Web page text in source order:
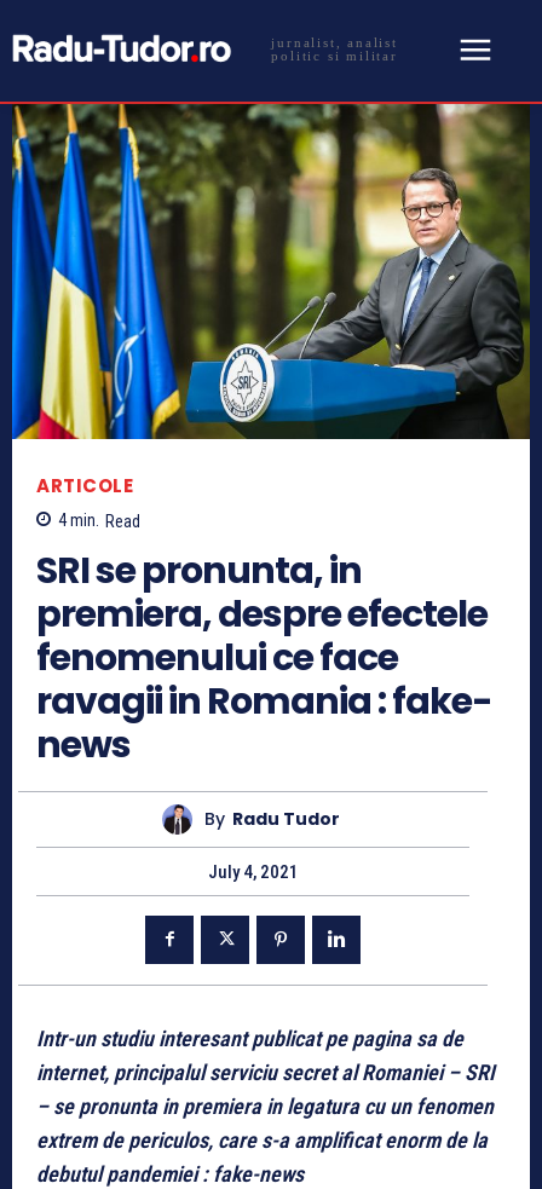
jurnalist, analist
politic si militar
ARTICOLE
4min. Read
SRI se pronunta, in
premiera, despre efectele
fenomenului ce face
ravagii in Romania : fake-
news
By Radu Tudor
July 4, 2021
Intr-un studiu interesant publicat pe pagina sa de
internet, principalul serviciu secret al Romaniei – SRI
– se pronunta in premiera in legatura cu un fenomen
extrem de periculos, care s-a amplificat enorm de la
debutul pandemiei : fake-news